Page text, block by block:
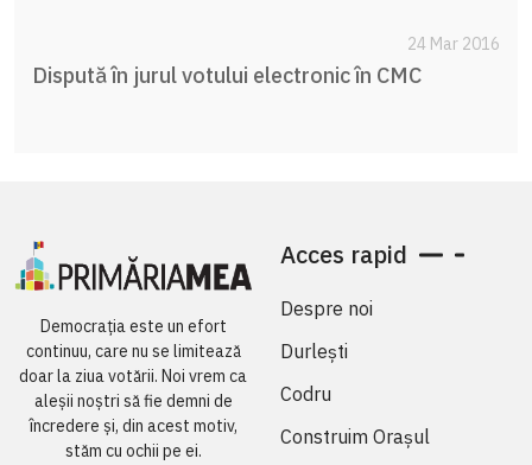
24 Mar 2016
Dispută în jurul votului electronic în CMC
Democrația este un efort
continuu, care nu se limitează
doar la ziua votării. Noi vrem ca
aleșii noștri să fie demni de
încredere și, din acest motiv,
stăm cu ochii pe ei.
Acces rapid
Despre noi
Durlești
Codru
Construim Orașul